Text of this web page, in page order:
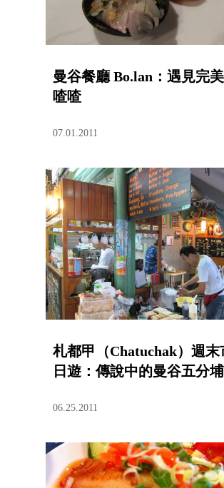
曼谷餐廳 Bo.lan：遇見完
喳喳
07.01.2011
札都甲（Chatuchak）週末
日遊：傳說中的曼谷五分埔
06.25.2011